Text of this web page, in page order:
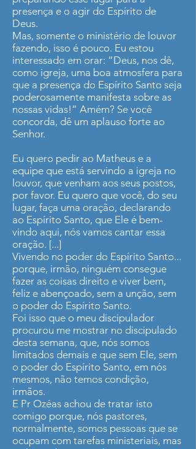
presença e o agir do Espírito de
Deus.
Mas, somente o ministério de louvor
fazendo, isso é pouco. Eu estou
interessado em orar: “Deus, nos dê,
como igreja, uma boa atmosfera para
que a presença do Espírito Santo seja
poderosamente manifesta sobre as
nossas vidas!” Amém? Se você
concorda, dê um aplauso forte ao
Senhor.
Eu quero pedir ao Matheus e a
equipe que está servindo a igreja no
louvor, que venham aos seus postos,
por favor. Eu quero que você, do seu
lugar, faça uma oração, declarando
ao Espírito Santo, que Ele é bem-
vindo aqui, nós vamos cantar essa
oração. [...]
Vivendo no poder do Espírito Santo...
porque, irmão, ninguém consegue
fazer as coisas direito e viver bem,
feliz e abençoado, sem a unção, sem
o poder do Espírito Santo.
Foi isso que o meu discipulador
procurou me mostrar no discipulado
desta semana, que, nós somos
limitados demais e que sem Ele, sem
o poder do Espírito Santo, em nós
mesmos, não temos condição,
irmãos.
E Pr Ozéas achou de tratar isto
comigo porque, nós pastores,
normalmente, somos pessoas que se
ocupam com tarefas ministeriais, mas